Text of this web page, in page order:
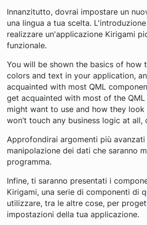
Innanzitutto, dovrai impostare un
una lingua a tua scelta.
realizzare un'applicazione Kirigami
funzionale.
You will be shown the basics of how
colors and text in your application,
acquainted with most QML
get acquainted with most of the
might want to use and how they look
won’t touch any business logic at all,
Approfondirai argomenti più
manipolazione dei dati che saranno
programma.
Infine, ti saranno presentati i
Kirigami, una serie di componenti di
utilizzare, tra le altre cose, per
impostazioni della tua applicazione.